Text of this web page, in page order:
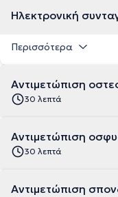
Ηλεκτρονική
Περισσότερα
Αντιμετώπιση
30 λεπτά
Αντιμετώπιση
30 λεπτά
Αντιμετώπιση